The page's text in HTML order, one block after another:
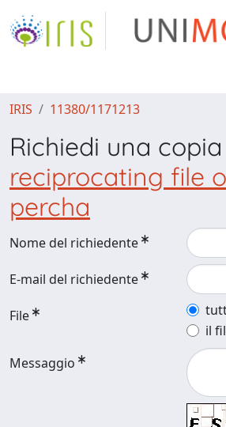
IRIS 11380/1171213
Richiedi una
reciprocating file
percha
Nome del richiedente
E-mail del richiedente
File
il
Messaggio